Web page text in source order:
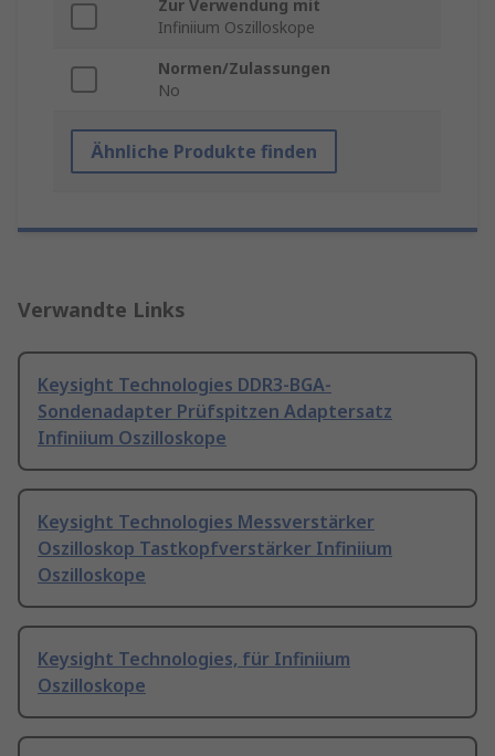
Zur Verwendung mit
Infiniium Oszilloskope
Normen/Zulassungen
No
Ähnliche Produkte finden
Verwandte Links
Keysight Technologies DDR3-BGA-
Sondenadapter Prüfspitzen Adaptersatz
Infiniium Oszilloskope
Keysight Technologies Messverstärker
Oszilloskop Tastkopfverstärker Infiniium
Oszilloskope
Keysight Technologies, für Infiniium
Oszilloskope